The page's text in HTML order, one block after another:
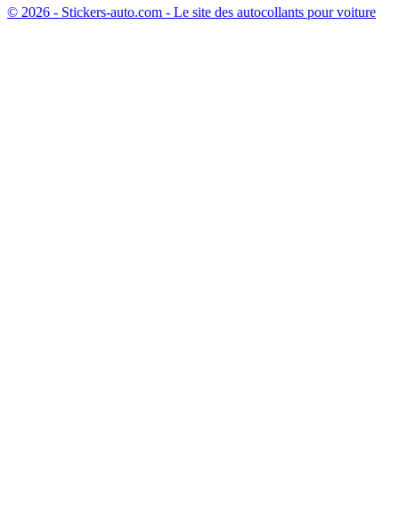
© 2026 - Stickers-auto.com - Le site des autocollants pour voiture